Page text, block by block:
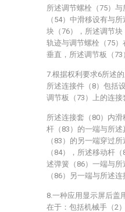
所述调节螺栓（75）
（54）中滑移设有与
块（76），所述调节
轨迹与调节螺栓（75
垂直，所述调节板（73
7.根据权利要求6所述
所述连接件（8）包括
调节板（73）上的连接
所述连接套（80）内
杆（83）的一端与所
（83）的另一端穿过
（84），所述移动杆
述弹簧（86）一端与
（86）另一端与所述连
8.一种应用显示屏后盖
在于：包括机械手（2